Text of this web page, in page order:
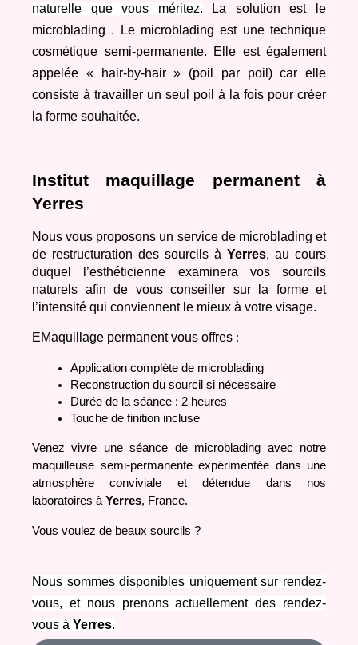
naturelle que vous méritez. La solution est le
microblading . Le microblading est une technique
cosmétique semi-permanente. Elle est également
appelée « hair-by-hair » (poil par poil) car elle
consiste à travailler un seul poil à la fois pour créer
la forme souhaitée.
Institut maquillage permanent à
Yerres
Nous vous proposons un service de microblading et
de restructuration des sourcils à Yerres, au cours
duquel l’esthéticienne examinera vos sourcils
naturels afin de vous conseiller sur la forme et
l’intensité qui conviennent le mieux à votre visage.
EMaquillage permanent vous offres :
Application complète de microblading
Reconstruction du sourcil si nécessaire
Durée de la séance : 2 heures
Touche de finition incluse
Venez vivre une séance de microblading avec notre
maquilleuse semi-permanente expérimentée dans une
atmosphère conviviale et détendue dans nos
laboratoires à Yerres, France.
Vous voulez de beaux sourcils ?
Nous sommes disponibles uniquement sur rendez-
vous, et nous prenons actuellement des rendez-
vous à Yerres.